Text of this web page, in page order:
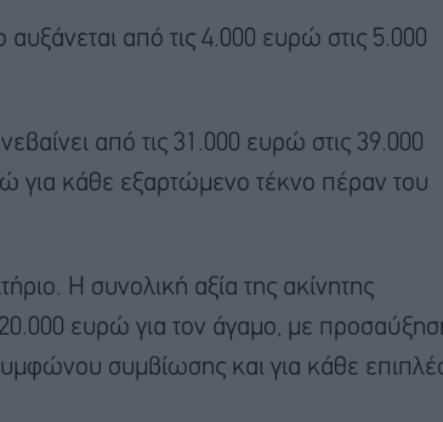
από τις 4.000 ευρώ στις 5.000
από τις 31.000 ευρώ στις 39.000
για κάθε εξαρτώμενο τέκνο πέραν του
Η συνολική αξία της ακίνητης
ευρώ για τον άγαμο, με
συμβίωσης και για κάθε